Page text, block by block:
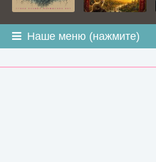
Наше меню (нажмите)